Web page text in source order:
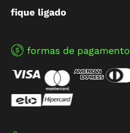
fique ligado
formas de pagamento